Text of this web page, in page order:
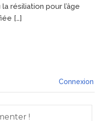
Connexion
résiliation pour l’âge
[…]